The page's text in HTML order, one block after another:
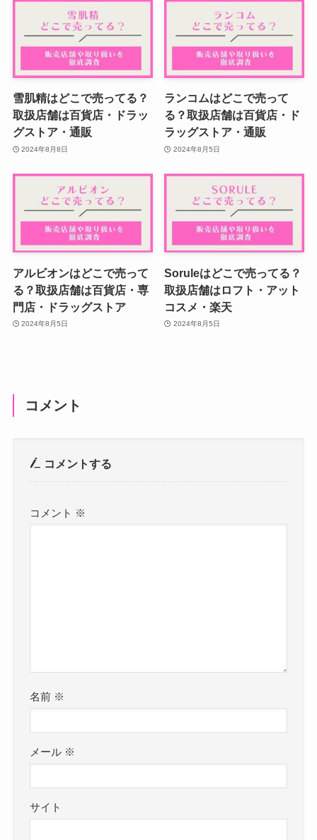
雪肌精はどこで売ってる？
取扱店舗は百貨店・ドラッ
グストア・通販
2024年8月8日
ランコムはどこで売って
る？取扱店舗は百貨店・ド
ラッグストア・通販
2024年8月5日
アルビオンはどこで売って
る？取扱店舗は百貨店・専
門店・ドラッグストア
2024年8月5日
Soruleはどこで売ってる？
取扱店舗はロフト・アット
コスメ・楽天
2024年8月5日
コメント
コメントする
コメント ※
名前 ※
メール ※
サイト